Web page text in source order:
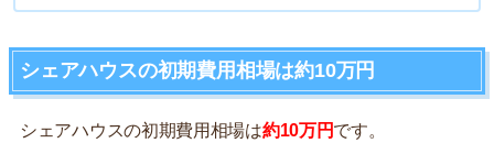
シェアハウスの初期費用相場は約10万円
シェアハウスの初期費用相場は約10万円です。